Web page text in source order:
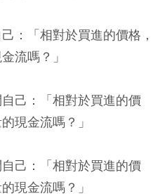
：「相對於買進的價格，
流嗎？」
己：「相對於買進的價
現金流嗎？」
己：「相對於買進的價
現金流嗎？」